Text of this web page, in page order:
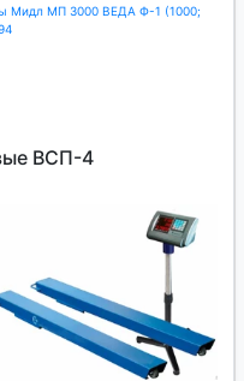
Мидл МП 3000 ВЕДА Ф-1 (1000;
ВСП-4